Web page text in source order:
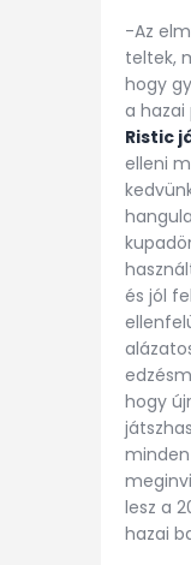
-Az
teltek,
hogy
a
Ristic
elleni
és jól
hogy
lesz a
hazai